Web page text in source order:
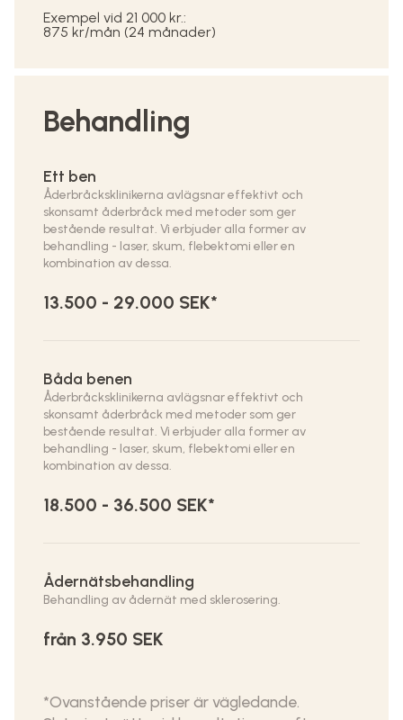
Behandling
Ett ben
Åderbråcksklinikerna avlägsnar effektivt och
skonsamt åderbråck med metoder som ger
bestående resultat. Vi erbjuder alla former av
behandling - laser, skum, flebektomi eller en
kombination av dessa.
13.500 - 29.000 SEK*
Båda benen
Åderbråcksklinikerna avlägsnar effektivt och
skonsamt åderbråck med metoder som ger
bestående resultat. Vi erbjuder alla former av
behandling - laser, skum, flebektomi eller en
kombination av dessa.
18.500 - 36.500 SEK*
Ådernätsbehandling
Behandling av ådernät med sklerosering.
från 3.950 SEK
*Ovanstående priser är vägledande.
Exempel vid 21 000 kr.:
875 kr/mån (24 månader)